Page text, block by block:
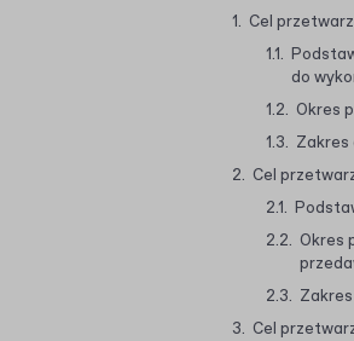
Cel
do
Okres
Zakres
Cel
Okres
Cel